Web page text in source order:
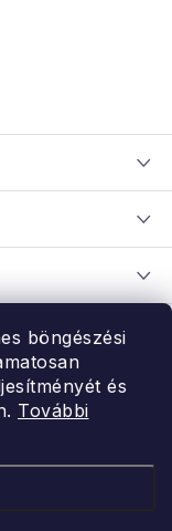
böngészési
és
További